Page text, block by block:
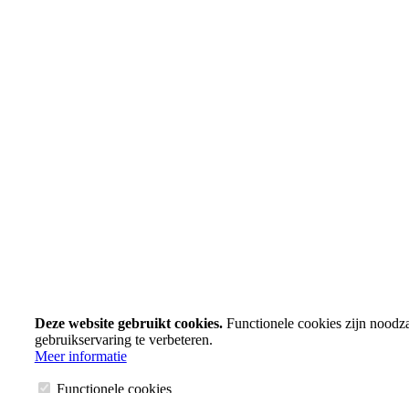
Deze website gebruikt cookies.Functionele cookies zijn
gebruikservaring te verbeteren.
Meer informatie
Functionele cookies